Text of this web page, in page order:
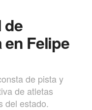
de
Felipe
de pista y
de atletas
del estado.